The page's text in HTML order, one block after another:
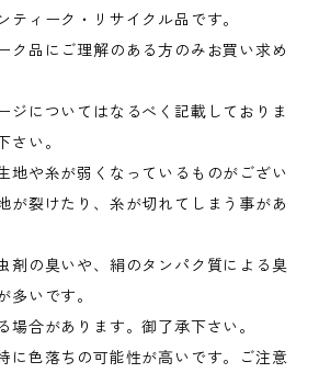
ィーク・リサイクル品です。
品にご理解のある方のみお買い求め
についてはなるべく記載しておりま
さい。
地や糸が弱くなっているものがござい
が裂けたり、糸が切れてしまう事があ
剤の臭いや、絹のタンパク質による臭
多いです。
合があります。御了承下さい。
に色落ちの可能性が高いです。ご注意